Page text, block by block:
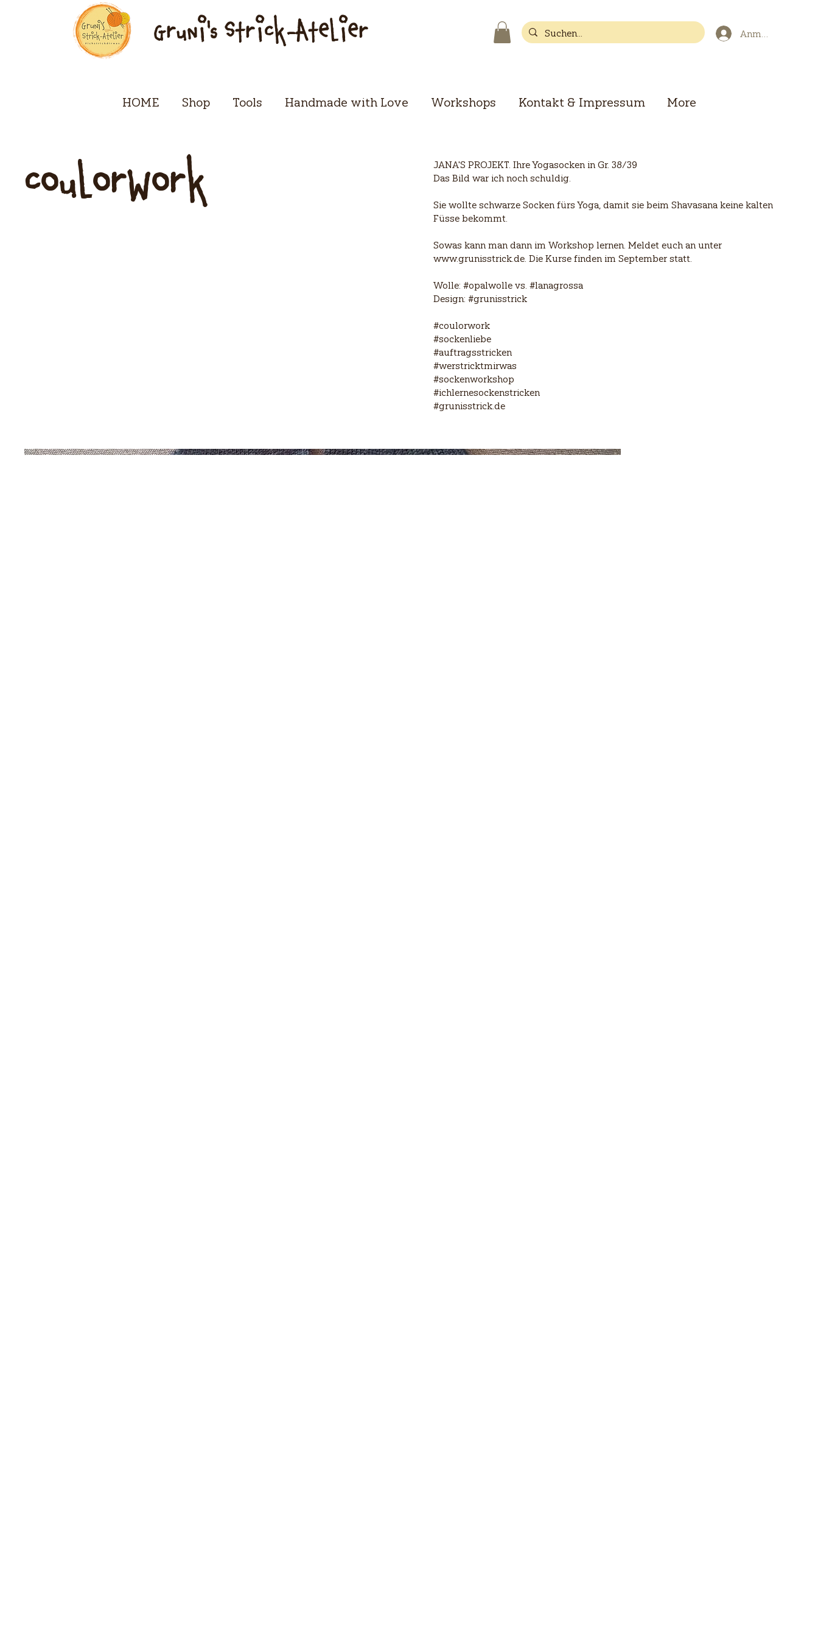
Gruni's Strick-Atelier Anmelden
HOME Shop Tools Handmade with Love Workshops Kontakt & Impressum More
coulorwork
JANA'S PROJEKT. Ihre Yogasocken in Gr. 38/39
Das Bild war ich noch schuldig.
Sie wollte schwarze Socken fürs Yoga, damit sie beim Shavasana keine kalten
Füsse bekommt.
Sowas kann man dann im Workshop lernen. Meldet euch an unter
www.grunisstrick.de. Die Kurse finden im September statt.
Wolle: #opalwolle vs. #lanagrossa
Design: #grunisstrick
#coulorwork
#sockenliebe
#auftragsstricken
#werstricktmirwas
#sockenworkshop
#ichlernesockenstricken
#grunisstrick.de